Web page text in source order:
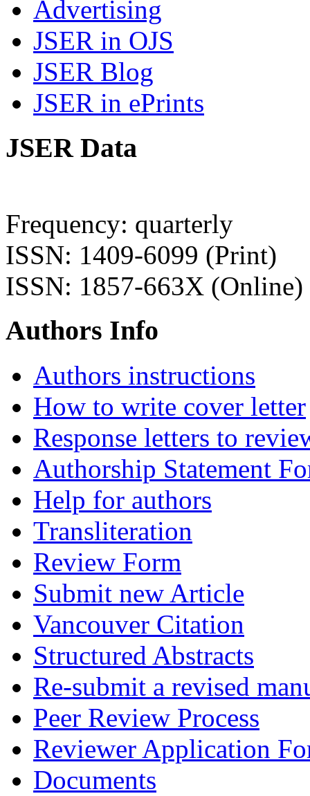
Advertising
JSER in OJS
JSER Blog
JSER in ePrints
JSER Data
Frequency: quarterly
ISSN: 1409-6099 (Print)
ISSN: 1857-663X (Online)
Authors Info
Authors instructions
How to write cover letter
Response letters to
Authorship Statement
Help for authors
Transliteration
Review Form
Submit new Article
Vancouver Citation
Structured Abstracts
Re-submit a revised
Peer Review Process
Reviewer Application
Documents